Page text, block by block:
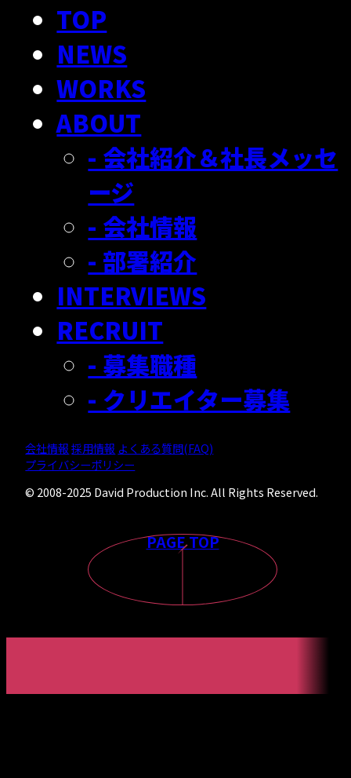
TOP
NEWS
WORKS
ABOUT
- 会社紹介＆社長メッセ
ージ
- 会社情報
- 部署紹介
INTERVIEWS
RECRUIT
- 募集職種
- クリエイター募集
会社情報 採用情報 よくある質問(FAQ)
プライバシーポリシー
© 2008-2025 David Production Inc. All Rights Reserved.
PAGE TOP